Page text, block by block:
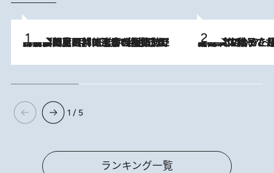
2026.8.8
「最後に見られてよかった」上野動物園の東園パンダ舎が解体前に特別公開。8月16日まで延長されたパネル展と共に辿る“半世紀”のパンダ飼育《解体工事の図面あり》 2026.8.5
【阿川佐和子さんの年とる力】なぜ70代で始めた趣味は“こんなに楽しい”のか？ ピアノ、俳句…スランプに陥っても続けられる“ある秘訣”とは
1 / 5
ランキング一覧